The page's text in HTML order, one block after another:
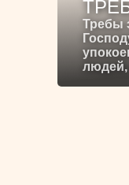
Требы
людей,